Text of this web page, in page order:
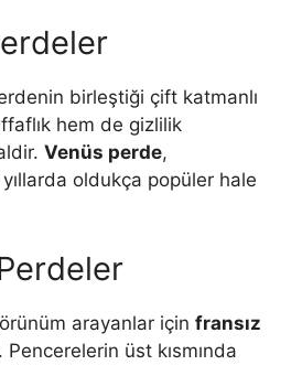
birleştiği çift katmanlı
hem de gizlilik
Venüs perde,
oldukça popüler hale
arayanlar için fransız
üst kısmında